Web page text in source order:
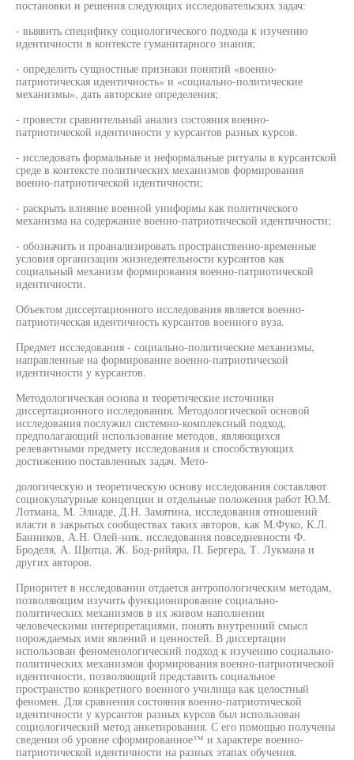
постановки и решения следующих исследовательских задач:
- выявить специфику социологического подхода к изучению
идентичности в контексте гуманитарного знания;
- определить сущностные признаки понятий «военно-
патриотическая идентичность» и «социально-политические
механизмы», дать авторские определения;
- провести сравнительный анализ состояния военно-
патриотической идентичности у курсантов разных курсов.
- исследовать формальные и неформальные ритуалы в курсантской
среде в контексте политических механизмов формирования
военно-патриотической идентичности;
- раскрыть влияние военной униформы как политического
механизма на содержание военно-патриотической идентичности;
- обозначить и проанализировать пространственно-временные
условия организации жизнедеятельности курсантов как
социальный механизм формирования военно-патриотической
идентичности.
Объектом диссертационного исследования является военно-
патриотическая идентичность курсантов военного вуза.
Предмет исследования - социально-политические механизмы,
направленные на формирование военно-патриотической
идентичности у курсантов.
Методологическая основа и теоретические источники
диссертационного исследования. Методологической основой
исследования послужил системно-комплексный подход,
предполагающий использование методов, являющихся
релевантными предмету исследования и способствующих
достижению поставленных задач. Мето-
дологическую и теоретическую основу исследования составляют
социокультурные концепции и отдельные положения работ Ю.М.
Лотмана, М. Элиаде, Д.Н. Замятина, исследования отношений
власти в закрытых сообществах таких авторов, как М.Фуко, К.Л.
Банников, А.Н. Олей-ник, исследования повседневности Ф.
Броделя, А. Щютца, Ж. Бод-рийяра, П. Бергера, Т. Лукмана и
других авторов.
Приоритет в исследовании отдается антропологическим методам,
позволяющим изучить функционирование социально-
политических механизмов в их живом наполнении
человеческими интерпретациями, понять внутренний смысл
порождаемых ими явлений и ценностей. В диссертации
использован феноменологический подход к изучению социально-
политических механизмов формирования военно-патриотической
идентичности, позволяющий представить социальное
пространство конкретного военного училища как целостный
феномен. Для сравнения состояния военно-патриотической
идентичности у курсантов разных курсов был использован
социологический метод анкетирования. С его помощью получены
сведения об уровне сформированное™ и характере военно-
патриотической идентичности на разных этапах обучения.